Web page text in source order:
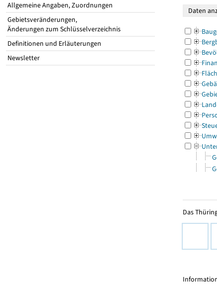
Allgemeine Angaben, Zuordnungen
Gebietsveränderungen,
Änderungen zum Schlüsselverzeichnis
Definitionen und Erläuterungen
Newsletter
Das